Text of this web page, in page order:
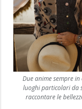
Due anime sempre
luoghi particolari da
raccontare le